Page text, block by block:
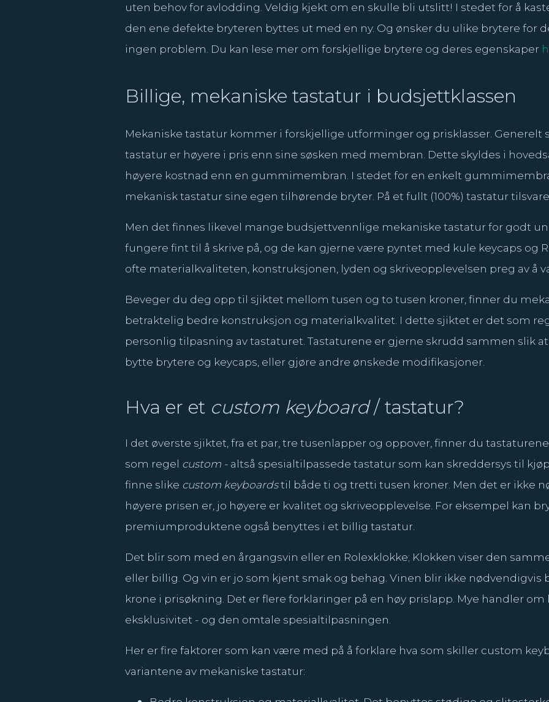
uten behov for avlodding. Veldig kjekt om en skulle bli utslitt! I stedet for å
den ene defekte bryteren byttes ut med en ny. Og ønsker du ulike brytere for
ingen problem. Du kan lese mer om forskjellige brytere og deres egenskaper
Billige, mekaniske tastatur i budsjettklassen
Mekaniske tastatur kommer i forskjellige utforminger og prisklasser. Generelt
tastatur er høyere i pris enn sine søsken med membran. Dette skyldes i
høyere kostnad enn en gummimembran. I stedet for en enkelt
mekanisk tastatur sine egen tilhørende bryter. På et fullt (100%) tastatur
Men det finnes likevel mange budsjettvennlige mekaniske tastatur for godt
fungere fint til å skrive på, og de kan gjerne være pyntet med kule keycaps og
ofte materialkvaliteten, konstruksjonen, lyden og skriveopplevelsen preg av å
Beveger du deg opp til sjiktet mellom tusen og to tusen kroner, finner du
betraktelig bedre konstruksjon og materialkvalitet. I dette sjiktet er det som
personlig tilpasning av tastaturet. Tastaturene er gjerne skrudd sammen slik
bytte brytere og keycaps, eller gjøre andre ønskede modifikasjoner.
Hva er et custom keyboard/ tastatur?
I det øverste sjiktet, fra et par, tre tusenlapper og oppover, finner du
som regel custom - altså spesialtilpassede tastatur som kan skreddersys til
finne slike custom keyboardstil både ti og tretti tusen kroner. Men det er ikke
høyere prisen er, jo høyere er kvalitet og skriveopplevelse. For eksempel kan
premiumproduktene også benyttes i et billig tastatur.
Det blir som med en årgangsvin eller en Rolexklokke; Klokken viser den
eller billig. Og vin er jo som kjent smak og behag. Vinen blir ikke nødvendigvis
krone i prisøkning. Det er flere forklaringer på en høy prislapp. Mye handler om
eksklusivitet - og den omtale spesialtilpasningen.
Her er fire faktorer som kan være med på å forklare hva som skiller custom
variantene av mekaniske tastatur: